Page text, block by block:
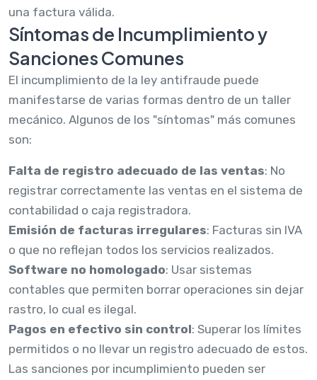
una factura válida.
Síntomas de Incumplimiento y
Sanciones Comunes
El incumplimiento de la ley antifraude puede
manifestarse de varias formas dentro de un taller
mecánico. Algunos de los "síntomas" más comunes
son:
Falta de registro adecuado de las ventas: No
registrar correctamente las ventas en el sistema de
contabilidad o caja registradora.
Emisión de facturas irregulares: Facturas sin IVA
o que no reflejan todos los servicios realizados.
Software no homologado: Usar sistemas
contables que permiten borrar operaciones sin dejar
rastro, lo cual es ilegal.
Pagos en efectivo sin control: Superar los límites
permitidos o no llevar un registro adecuado de estos.
Las sanciones por incumplimiento pueden ser